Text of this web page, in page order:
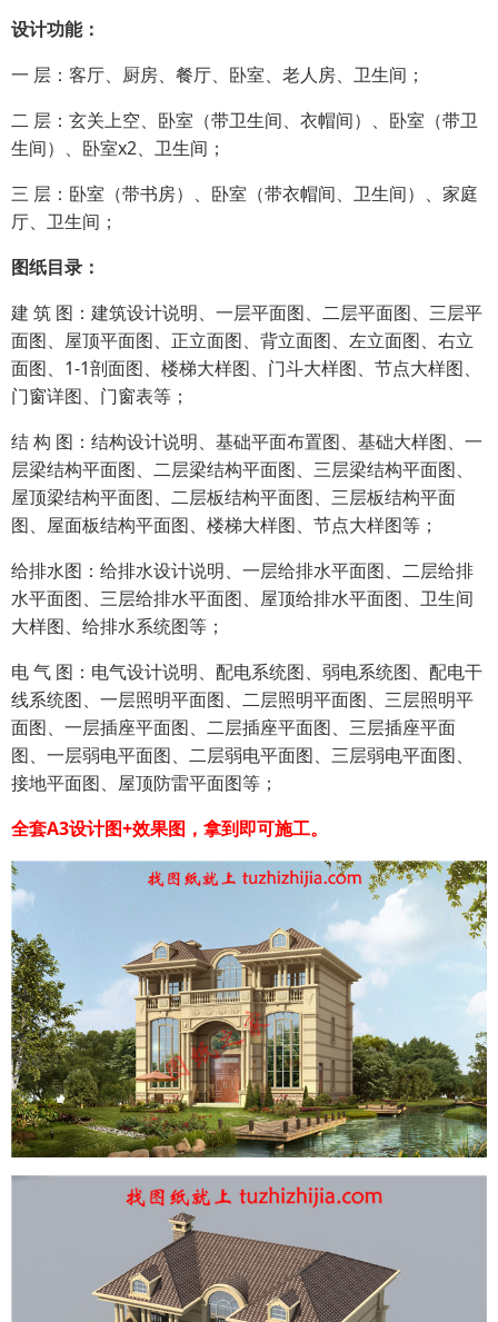
设计功能：
一 层：客厅、厨房、餐厅、卧室、老人房、卫生间；
二 层：玄关上空、卧室（带卫生间、衣帽间）、卧室（带卫
生间）、卧室x2、卫生间；
三 层：卧室（带书房）、卧室（带衣帽间、卫生间）、家庭
厅、卫生间；
图纸目录：
建 筑 图：建筑设计说明、一层平面图、二层平面图、三层平
面图、屋顶平面图、正立面图、背立面图、左立面图、右立
面图、1-1剖面图、楼梯大样图、门斗大样图、节点大样图、
门窗详图、门窗表等；
结 构 图：结构设计说明、基础平面布置图、基础大样图、一
层梁结构平面图、二层梁结构平面图、三层梁结构平面图、
屋顶梁结构平面图、二层板结构平面图、三层板结构平面
图、屋面板结构平面图、楼梯大样图、节点大样图等；
给排水图：给排水设计说明、一层给排水平面图、二层给排
水平面图、三层给排水平面图、屋顶给排水平面图、卫生间
大样图、给排水系统图等；
电 气 图：电气设计说明、配电系统图、弱电系统图、配电干
线系统图、一层照明平面图、二层照明平面图、三层照明平
面图、一层插座平面图、二层插座平面图、三层插座平面
图、一层弱电平面图、二层弱电平面图、三层弱电平面图、
接地平面图、屋顶防雷平面图等；
全套A3设计图+效果图，拿到即可施工。